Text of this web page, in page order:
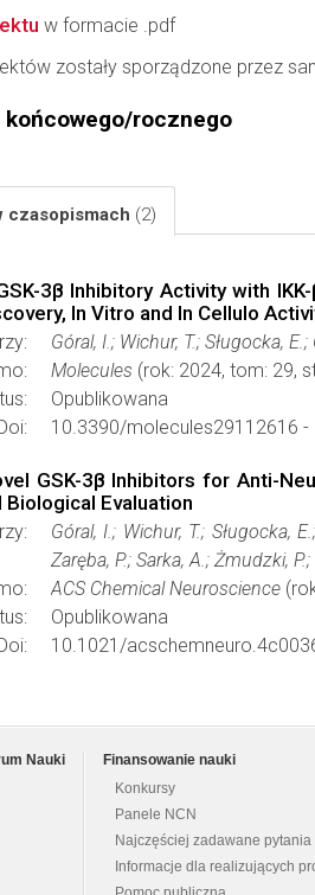
w formacie .pdf
zostały sporządzone przez
rocznego
czasopismach (2)
3β Inhibitory Activity with
In Vitro and In Cellulo
Góral, I.; Wichur, T.; Sługocka,
Molecules (rok: 2024, tom: 29,
Opublikowana
10.3390/molecules29112616 -
GSK-3β Inhibitors for Anti-
Biological Evaluation
Góral, I.; Wichur, T.; Sługocka,
Zaręba, P.; Sarka, A.; Żmudzki,
ACS Chemical Neuroscience
Opublikowana
10.1021/
Nauki
Finansowanie nauki
Konkursy
Panele NCN
Najczęściej zadawane pytania
Informacje dla realizujących